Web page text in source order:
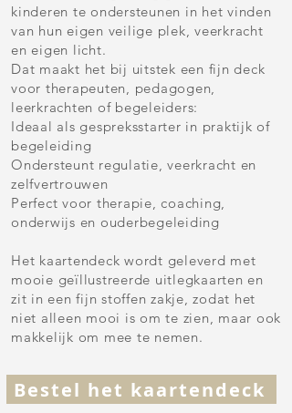
kinderen te ondersteunen in het vinden
van hun eigen veilige plek, veerkracht
en eigen licht.
Dat maakt het bij uitstek een fijn deck
voor therapeuten, pedagogen,
leerkrachten of begeleiders:
Ideaal als gespreksstarter in praktijk of
begeleiding
Ondersteunt regulatie, veerkracht en
zelfvertrouwen
Perfect voor therapie, coaching,
onderwijs en ouderbegeleiding
Het kaartendeck wordt geleverd met
mooie geïllustreerde uitlegkaarten en
zit in een fijn stoffen zakje, zodat het
niet alleen mooi is om te zien, maar ook
makkelijk om mee te nemen.
Bestel het kaartendeck